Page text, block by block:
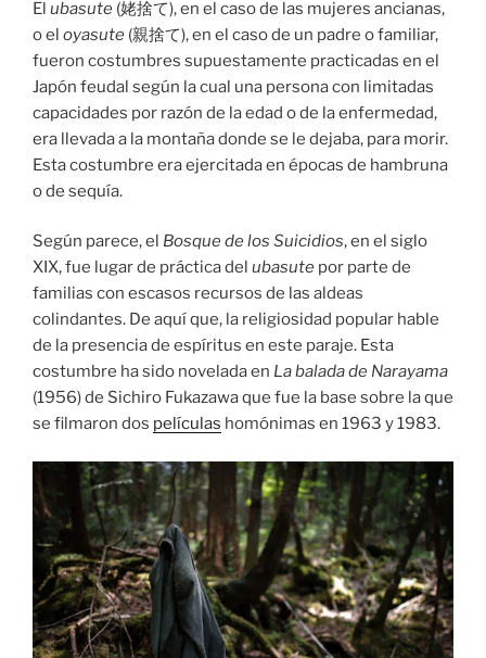
El ubasute (姥捨て), en el caso de las mujeres ancianas,
o el oyasute (親捨て), en el caso de un padre o familiar,
fueron costumbres supuestamente practicadas en el
Japón feudal según la cual una persona con limitadas
capacidades por razón de la edad o de la enfermedad,
era llevada a la montaña donde se le dejaba, para morir.
Esta costumbre era ejercitada en épocas de hambruna
o de sequía.
Según parece, el Bosque de los Suicidios, en el siglo
XIX, fue lugar de práctica del ubasute por parte de
familias con escasos recursos de las aldeas
colindantes. De aquí que, la religiosidad popular hable
de la presencia de espíritus en este paraje. Esta
costumbre ha sido novelada en La balada de Narayama
(1956) de Sichiro Fukazawa que fue la base sobre la que
se filmaron dos películas homónimas en 1963 y 1983.